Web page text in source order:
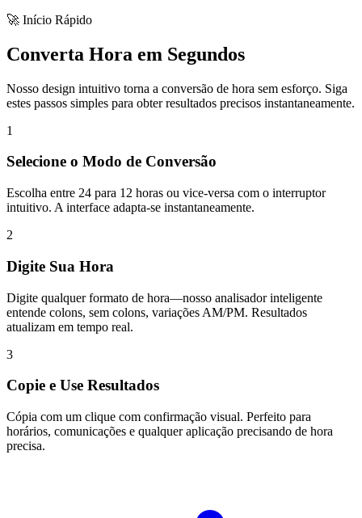
🚀 Início Rápido
Converta Hora em Segundos
Nosso design intuitivo torna a conversão de hora sem esforço. Siga
estes passos simples para obter resultados precisos instantaneamente.
1
Selecione o Modo de Conversão
Escolha entre 24 para 12 horas ou vice-versa com o interruptor
intuitivo. A interface adapta-se instantaneamente.
2
Digite Sua Hora
Digite qualquer formato de hora—nosso analisador inteligente
entende colons, sem colons, variações AM/PM. Resultados
atualizam em tempo real.
3
Copie e Use Resultados
Cópia com um clique com confirmação visual. Perfeito para
horários, comunicações e qualquer aplicação precisando de hora
precisa.